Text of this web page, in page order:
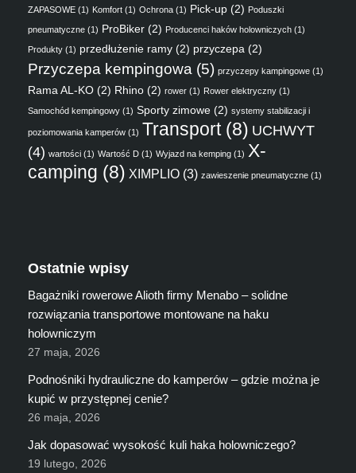
ZAPASOWE (1) Komfort (1) Ochrona (1) Pick-up (2) Poduszki
pneumatyczne (1) ProBiker (2) Producenci haków holowniczych (1)
Produkty (1) przedłużenie ramy (2) przyczepa (2)
Przyczepa kempingowa (5) przyczepy kampingowe (1)
Rama AL-KO (2) Rhino (2) rower (1) Rower elektryczny (1)
Samochód kempingowy (1) Sporty zimowe (2) systemy stabilizacji i
poziomowania kamperów (1) Transport(8) UCHWYT
(4) wartości (1) Wartość D (1) Wyjazd na kemping (1) X-
camping (8) XIMPLIO (3) zawieszenie pneumatyczne (1)
Ostatnie wpisy
Bagażniki rowerowe Alioth firmy Menabo – solidne
rozwiązania transportowe montowane na haku
holowniczym
27 maja, 2026
Podnośniki hydrauliczne do kamperów – gdzie można je
kupić w przystępnej cenie?
26 maja, 2026
Jak dopasować wysokość kuli haka holowniczego?
19 lutego, 2026